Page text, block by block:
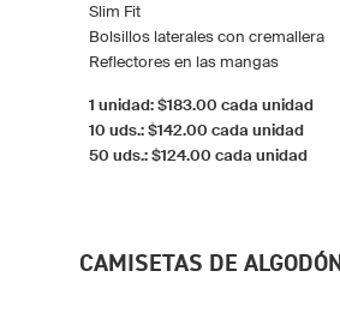
Slim Fit
Bolsillos laterales con cremallera
Reflectores en las mangas
1 unidad: $183.00 cada unidad
10 uds.: $142.00 cada unidad
50 uds.: $124.00 cada unidad
CAMISETAS DE